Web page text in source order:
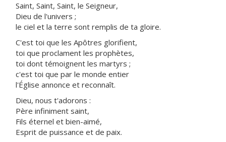
Saint, Saint, Saint, le Seigneur,
Dieu de l'univers ;
le ciel et la terre sont remplis de ta gloire.
C'est toi que les Apôtres glorifient,
toi que proclament les prophètes,
toi dont témoignent les martyrs ;
c'est toi que par le monde entier
l'Église annonce et reconnaît.
Dieu, nous t'adorons :
Père infiniment saint,
Fils éternel et bien-aimé,
Esprit de puissance et de paix.